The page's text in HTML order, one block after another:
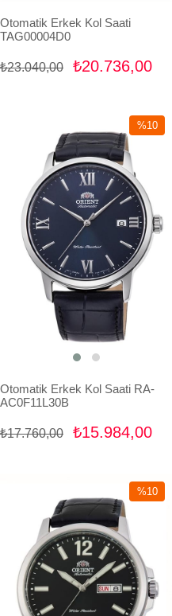
Otomatik Erkek Kol Saati
TAG00004D0
₺20.736,00
₺23.040,00
Otomatik Erkek Kol Saati RA-
AC0F11L30B
₺15.984,00
₺17.760,00
%10
%10